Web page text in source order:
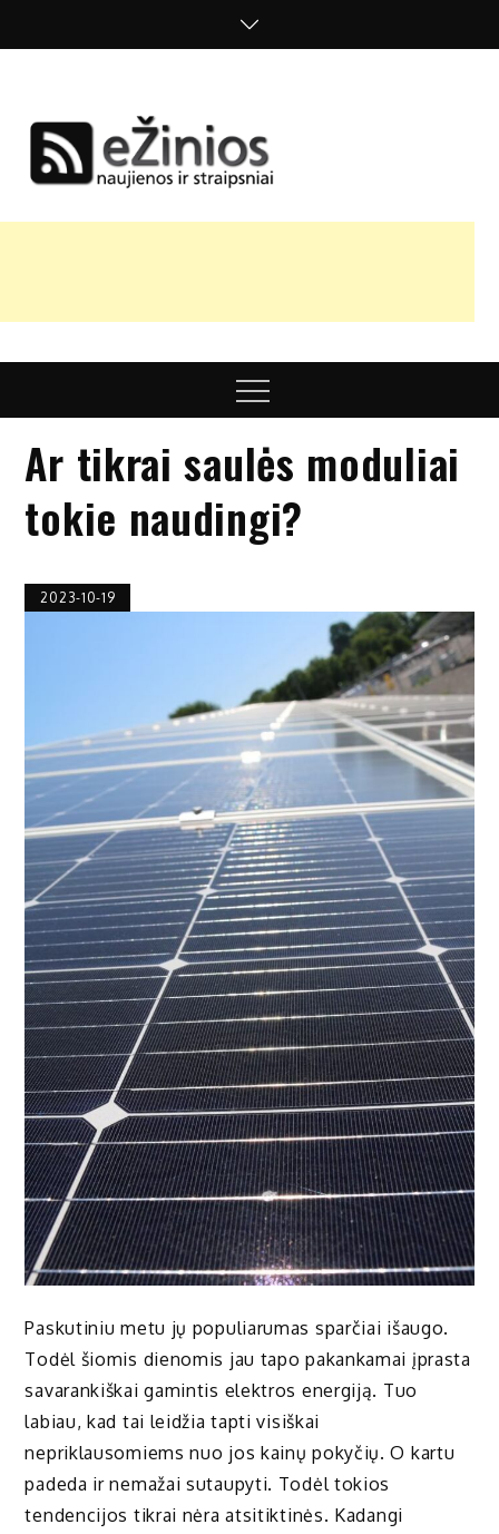
nuomonės
Menu
Ar tikrai saulės moduliai
tokie naudingi?
2023-10-19
Paskutiniu metu jų populiarumas sparčiai išaugo.
Todėl šiomis dienomis jau tapo pakankamai įprasta
savarankiškai gamintis elektros energiją. Tuo
labiau, kad tai leidžia tapti visiškai
nepriklausomiems nuo jos kainų pokyčių. O kartu
padeda ir nemažai sutaupyti. Todėl tokios
tendencijos tikrai nėra atsitiktinės. Kadangi